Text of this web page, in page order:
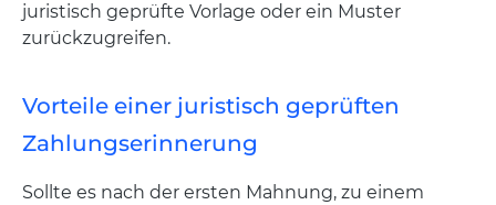
juristisch geprüfte Vorlage oder ein Muster
zurückzugreifen.
Vorteile einer juristisch geprüften
Zahlungserinnerung
Sollte es nach der ersten Mahnung, zu einem